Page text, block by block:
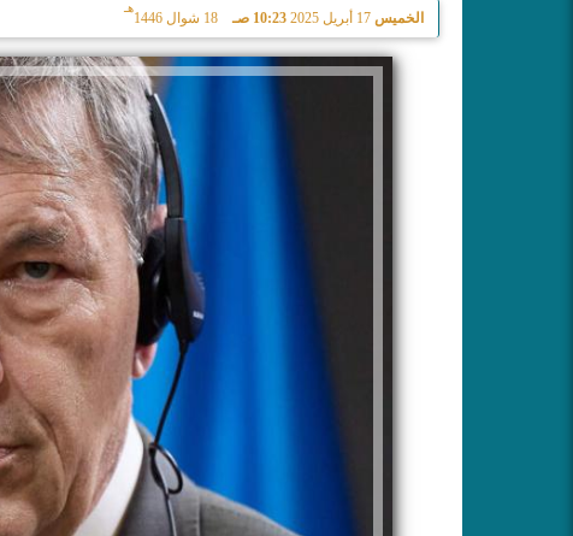
الخميس 17 أبريل 2025 10:23 صـ 18 شوال 1446
هـ